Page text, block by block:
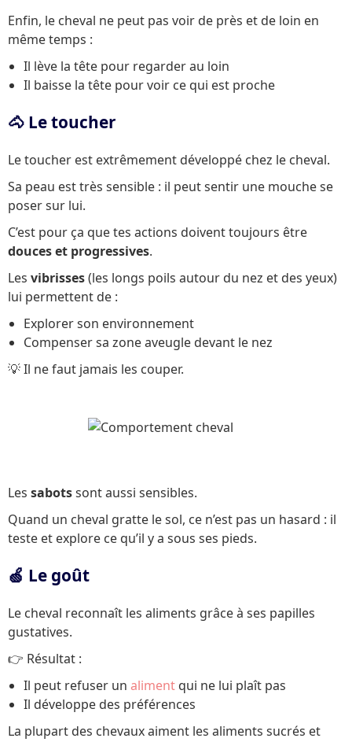
Enfin, le cheval ne peut pas voir de près et de loin en
même temps :
Il lève la tête pour regarder au loin
Il baisse la tête pour voir ce qui est proche
🐴 Le toucher
Le toucher est extrêmement développé chez le cheval.
Sa peau est très sensible : il peut sentir une mouche se
poser sur lui.
C’est pour ça que tes actions doivent toujours être
douces et progressives.
Les vibrisses(les longs poils autour du nez et des yeux)
lui permettent de :
Explorer son environnement
Compenser sa zone aveugle devant le nez
💡 Il ne faut jamais les couper.
Les sabotssont aussi sensibles.
Quand un cheval gratte le sol, ce n’est pas un hasard : il
teste et explore ce qu’il y a sous ses pieds.
🍏 Le goût
Le cheval reconnaît les aliments grâce à ses papilles
gustatives.
👉 Résultat :
Il peut refuser un aliment qui ne lui plaît pas
Il développe des préférences
La plupart des chevaux aiment les aliments sucrés et